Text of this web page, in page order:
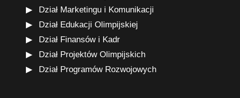
Dział Marketingu i Komunikacji
Dział Edukacji Olimpijskiej
Dział Finansów i Kadr
Dział Projektów Olimpijskich
Dział Programów Rozwojowych